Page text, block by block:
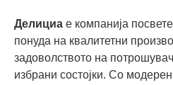
Делициа е компанија
понуда на квалитетни
задоволството на
избрани состојки. Со